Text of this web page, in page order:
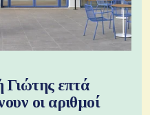
Γιώτης επτά
οι αριθμοί